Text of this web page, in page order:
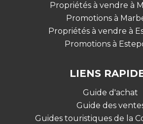
Propriétés à vendre à
Promotions à
Propriétés à vendre à
Promotions à
LIENS
Guide d'achat
Guide des
Guides touristiques de la